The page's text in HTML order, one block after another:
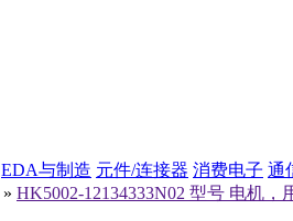
EDA与制造 元件/连接器 消费电子 通
» HK5002-12134333N02 型号 电机